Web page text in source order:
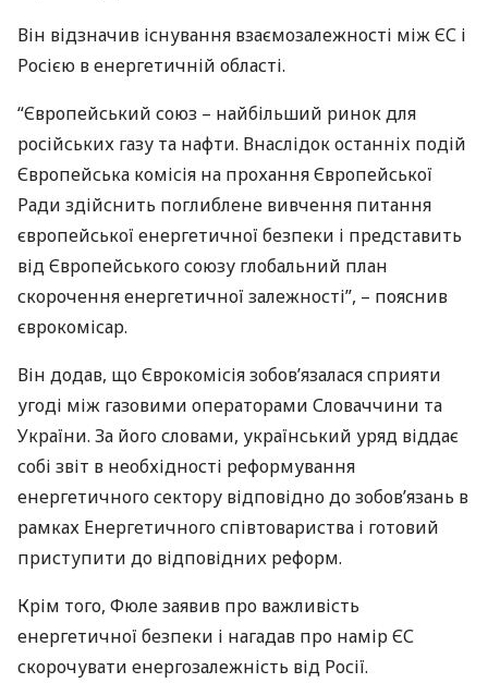
Він відзначив існування взаємозалежності між ЄС і
Росією в енергетичній області.
“Європейський союз – найбільший ринок для
російських газу та нафти. Внаслідок останніх подій
Європейська комісія на прохання Європейської
Ради здійснить поглиблене вивчення питання
європейської енергетичної безпеки і представить
від Європейського союзу глобальний план
скорочення енергетичної залежності”, – пояснив
єврокомісар.
Він додав, що Єврокомісія зобов’язалася сприяти
угоді між газовими операторами Словаччини та
України. За його словами, український уряд віддає
собі звіт в необхідності реформування
енергетичного сектору відповідно до зобов’язань в
рамках Енергетичного співтовариства і готовий
приступити до відповідних реформ.
Крім того, Фюле заявив про важливість
енергетичної безпеки і нагадав про намір ЄС
скорочувати енергозалежність від Росії.